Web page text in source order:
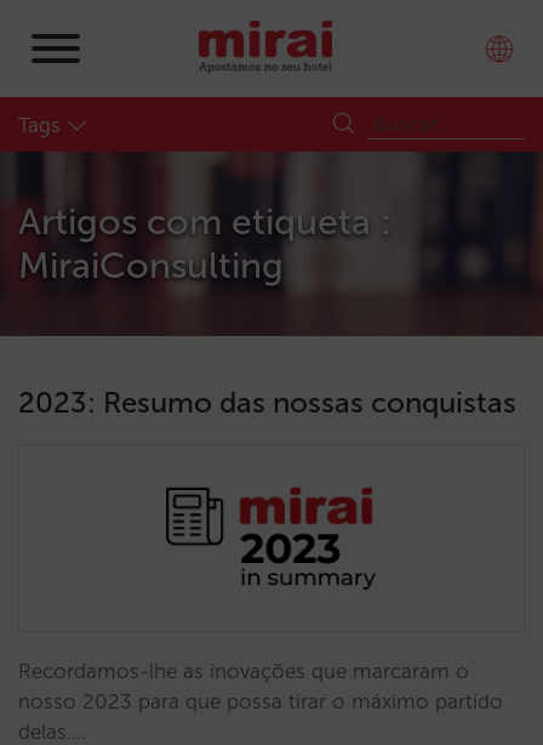
Tags
Artigos com etiqueta :
MiraiConsulting
2023: Resumo das nossas conquistas
Recordamos-lhe as inovações que marcaram o
nosso 2023 para que possa tirar o máximo partido
delas.…